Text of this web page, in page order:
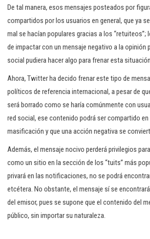
De tal manera, esos mensajes posteados por
compartidos por los usuarios en general, que ya
mal se hacían populares gracias a los “retuiteos”;
de impactar con un mensaje negativo a la opinión
social pudiera hacer algo para frenar esta
Ahora, Twitter ha decido frenar este tipo de
políticos de referencia internacional, a pesar de
será borrado como se haría comúnmente con
red social, ese contenido podrá ser compartido en
masificación y que una acción negativa se
Además, el mensaje nocivo perderá privilegios
como un sitio en la sección de los “tuits” más
privará en las notificaciones, no se podrá
etcétera. No obstante, el mensaje sí se
del emisor, pues se supone que el contenido del
público, sin importar su naturaleza.